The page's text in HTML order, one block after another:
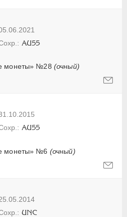
монеты» №28 (очный)
AU55
монеты» №6 (очный)
AU55
UNC